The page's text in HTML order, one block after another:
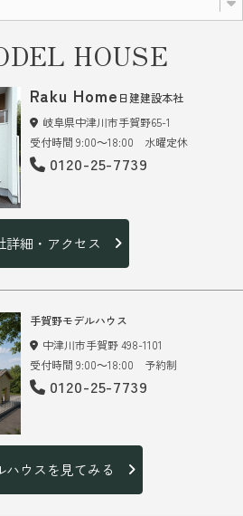
HOUSE
Raku Home 日建建設本社
岐阜県中津川市手賀野65-1
受付時間 9:00～18:00 水曜定休
0120-25-7739
詳細・アクセス
手賀野モデルハウス
中津川市手賀野 498-1101
受付時間 9:00～18:00 予約制
0120-25-7739
ハウスを見てみる